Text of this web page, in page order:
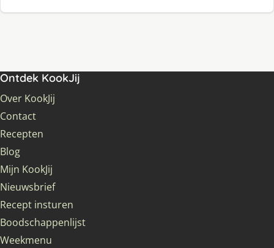
Ontdek KookJij
Over KookJij
Contact
Recepten
Blog
Mijn KookJij
Nieuwsbrief
Recept insturen
Boodschappenlijst
Weekmenu